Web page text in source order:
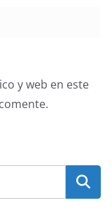
y web en este